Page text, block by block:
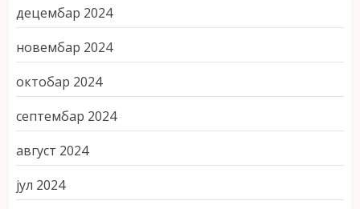
децембар 2024
новембар 2024
октобар 2024
септембар 2024
август 2024
јул 2024